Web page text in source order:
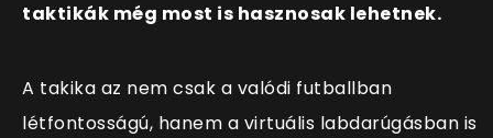
taktikák még most is hasznosak lehetnek.
A takika az nem csak a valódi futballban
létfontosságú, hanem a virtuális labdarúgásban is